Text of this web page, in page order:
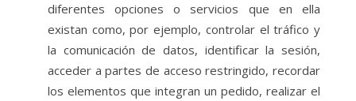
diferentes opciones o servicios que en ella
existan como, por ejemplo, controlar el tráfico y
la comunicación de datos, identificar la sesión,
acceder a partes de acceso restringido, recordar
los elementos que integran un pedido, realizar el